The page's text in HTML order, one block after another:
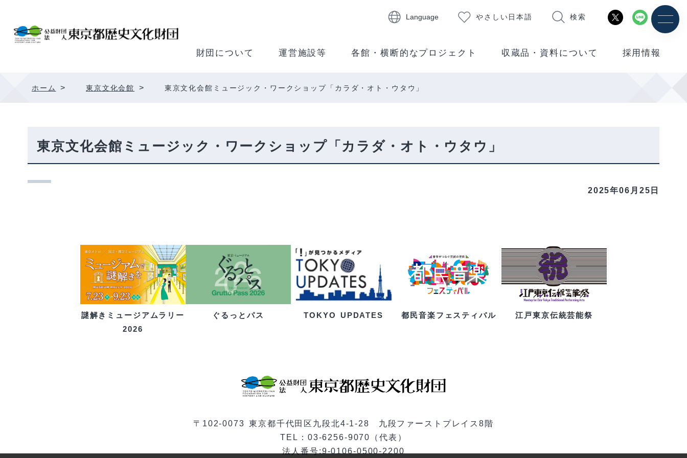
Language やさしい日本語 検索
財団について 運営施設等 各館・横断的なプロジェクト 収蔵品・資料について 採用情報
ホーム > 東京文化会館 > 東京文化会館ミュージック・ワークショップ「カラダ・オト・ウタウ」
東京文化会館ミュージック・ワークショップ「カラダ・オト・ウタウ」
2025年06月25日
謎解きミュージアムラリー
2026
ぐるっとパス TOKYO UPDATES 都民音楽フェスティバル 江戸東京伝統芸能祭
〒102-0073 東京都千代田区九段北4-1-28 九段ファーストプレイス8階
TEL：03-6256-9070（代表）
法人番号:9-0106-0500-2200